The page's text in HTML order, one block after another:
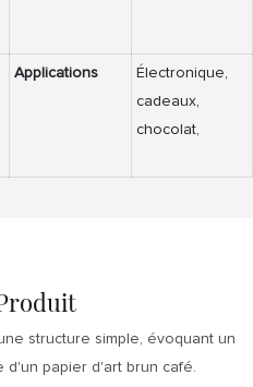
Applications
Électronique,
cadeaux,
chocolat,
structure simple, évoquant un
d'un papier d'art brun café.